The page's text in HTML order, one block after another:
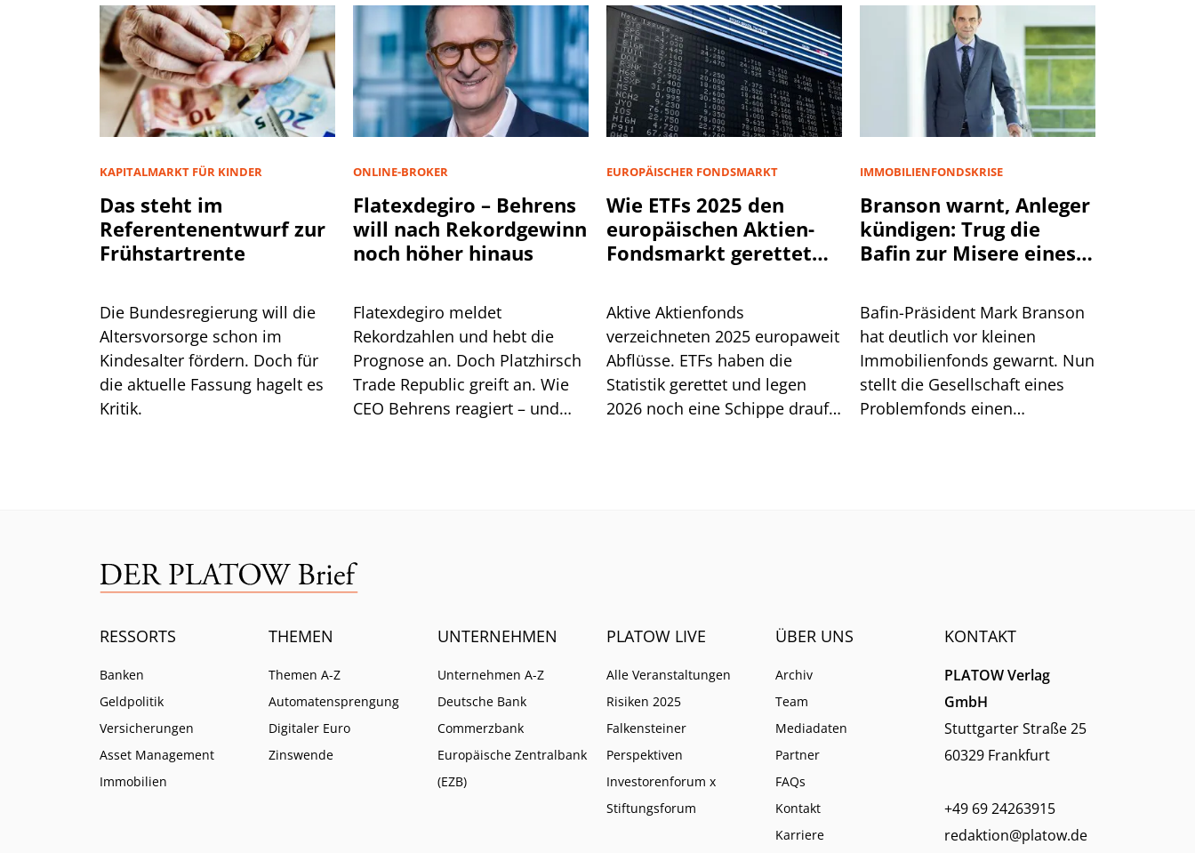
KAPITALMARKT FÜR KINDER
Das steht im
Referentenentwurf zur
Frühstartrente
Die Bundesregierung will die
Altersvorsorge schon im
Kindesalter fördern. Doch für
die aktuelle Fassung hagelt es
Kritik.
ONLINE-BROKER
Flatexdegiro – Behrens
will nach Rekordgewinn
noch höher hinaus
Flatexdegiro meldet
Rekordzahlen und hebt die
Prognose an. Doch Platzhirsch
Trade Republic greift an. Wie
CEO Behrens reagiert – und
EUROPÄISCHER FONDSMARKT
Wie ETFs 2025 den
europäischen Aktien-
Fondsmarkt gerettet
Aktive Aktienfonds
verzeichneten 2025 europaweit
Abflüsse. ETFs haben die
Statistik gerettet und legen
2026 noch eine Schippe drauf.
IMMOBILIENFONDSKRISE
Branson warnt, Anleger
kündigen: Trug die
Bafin zur Misere eines
Bafin-Präsident Mark Branson
hat deutlich vor kleinen
Immobilienfonds gewarnt. Nun
stellt die Gesellschaft eines
Problemfonds einen
RESSORTS
Banken
Geldpolitik
Versicherungen
Asset Management
Immobilien
THEMEN
Themen A-Z
Automatensprengung
Digitaler Euro
Zinswende
UNTERNEHMEN
Unternehmen A-Z
Deutsche Bank
Commerzbank
Europäische Zentralbank
(EZB)
PLATOW LIVE
Alle Veranstaltungen
Risiken 2025
Falkensteiner
Perspektiven
Investorenforum x
Stiftungsforum
ÜBER UNS
Archiv
Team
Mediadaten
Partner
FAQs
Kontakt
Karriere
KONTAKT
PLATOW Verlag
GmbH
Stuttgarter Straße 25
60329 Frankfurt
+49 69 24263915
redaktion@platow.de